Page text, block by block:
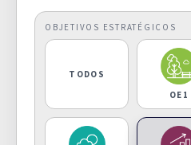
OBJETIVOS ESTRATÉGICOS
TODOS
OE1